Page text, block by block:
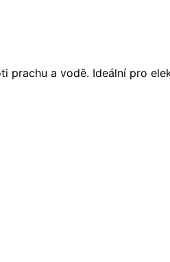
prachu a vodě. Ideální pro